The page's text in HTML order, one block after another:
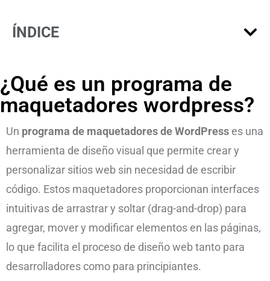
ÍNDICE
¿Qué es un programa de
maquetadores wordpress?
Un programa de maquetadores de WordPress es una
herramienta de diseño visual que permite crear y
personalizar sitios web sin necesidad de escribir
código. Estos maquetadores proporcionan interfaces
intuitivas de arrastrar y soltar (drag-and-drop) para
agregar, mover y modificar elementos en las páginas,
lo que facilita el proceso de diseño web tanto para
desarrolladores como para principiantes.